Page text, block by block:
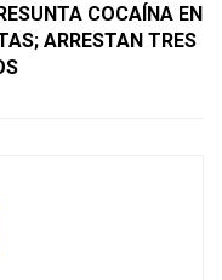
COCAÍNA EN
ARRESTAN TRES